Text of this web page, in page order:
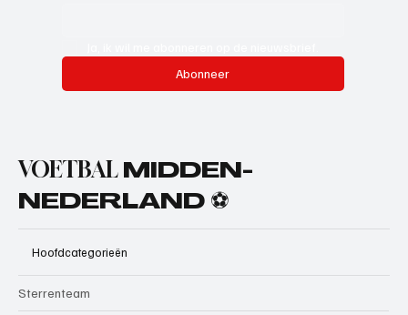
Abonneer
VOETBAL MIDDEN-
NEDERLAND ⚽
Hoofdcategorieën
Sterrenteam